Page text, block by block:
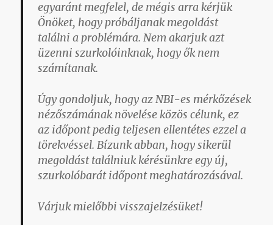
egyaránt megfelel, de mégis arra kérjük
Önöket, hogy próbáljanak megoldást
találni a problémára. Nem akarjuk azt
üzenni szurkolóinknak, hogy ők nem
számítanak.
Úgy gondoljuk, hogy az NBI-es mérkőzések
nézőszámának növelése közös célunk, ez
az időpont pedig teljesen ellentétes ezzel a
törekvéssel. Bízunk abban, hogy sikerül
megoldást találniuk kérésünkre egy új,
szurkolóbarát időpont meghatározásával.
Várjuk mielőbbi visszajelzésüket!